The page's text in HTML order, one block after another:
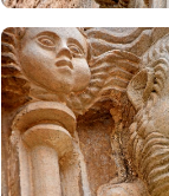
Manuel Joaquim
creu.
Al cementiri de la
destacable obra de
l'edifici preexistent a